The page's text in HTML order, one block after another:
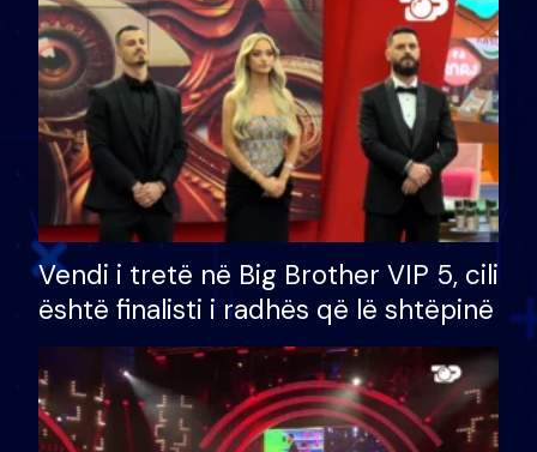
Vendi i tretë në Big Brother VIP 5, cili
është finalisti i radhës që lë shtëpinë